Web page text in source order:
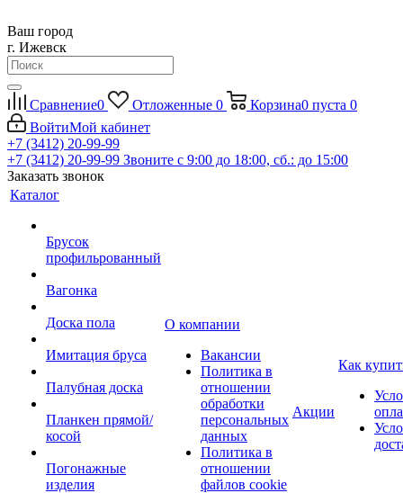
Ваш город
г. Ижевск
Сравнение0 Отложенные 0 Корзина0 пуста 0
ВойтиМой кабинет
+7 (3412) 20-99-99
+7 (3412) 20-99-99 Звоните с 9:00 до 18:00, сб.: до 15:00
Заказать звонок
Каталог
Брусок
профильрованный
Вагонка
Доска пола
Имитация бруса
Палубная доска
Планкен прямой/
косой
Погонажные
изделия
О компании
Вакансии
Политика в
отношении
обработки
персональных
данных
Политика в
отношении
файлов cookie
Акции
Как